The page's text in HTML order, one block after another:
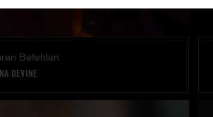
Befehlen
DEVINE